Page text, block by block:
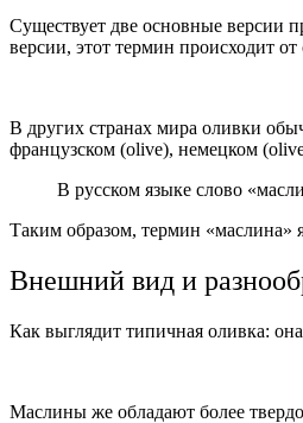
Существует две основные версии
версии, этот термин происходит
В других странах мира оливки
французском (olive), немецком
В русском языке слово
Таким образом, термин «маслина»
Внешний вид и
Как выглядит типичная оливка:
Маслины же обладают более